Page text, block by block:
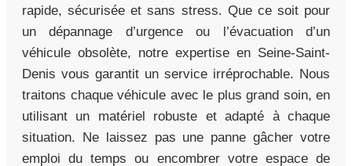
rapide, sécurisée et sans stress. Que ce soit pour
un dépannage d’urgence ou l’évacuation d’un
véhicule obsolète, notre expertise en Seine-Saint-
Denis vous garantit un service irréprochable. Nous
traitons chaque véhicule avec le plus grand soin, en
utilisant un matériel robuste et adapté à chaque
situation. Ne laissez pas une panne gâcher votre
emploi du temps ou encombrer votre espace de